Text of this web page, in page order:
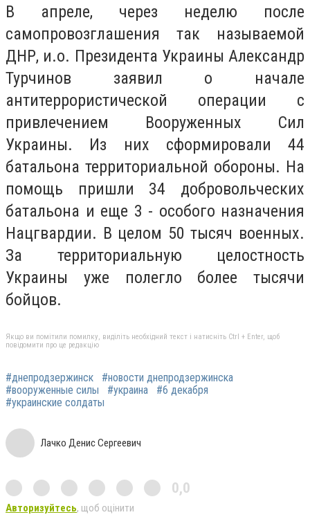
В апреле, через неделю после
самопровозглашения так называемой
ДНР, и.о. Президента Украины Александр
Турчинов заявил о начале
антитеррористической операции с
привлечением Вооруженных Сил
Украины. Из них сформировали 44
батальона территориальной обороны. На
помощь пришли 34 добровольческих
батальона и еще 3 - особого назначения
Нацгвардии. В целом 50 тысяч военных.
За территориальную целостность
Украины уже полегло более тысячи
бойцов.
Якщо ви помітили помилку, виділіть необхідний текст і натисніть Ctrl + Enter, щоб
повідомити про це редакцію
#днепродзержинск
#новости днепродзержинска
#вооруженные силы
#украина
#6 декабря
#украинские солдаты
Лачко Денис Сергеевич
0,0
Авторизуйтесь, щоб оцінити